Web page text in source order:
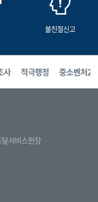
불친절신고
사 적극행정 중소벤처24
달서비스헌장